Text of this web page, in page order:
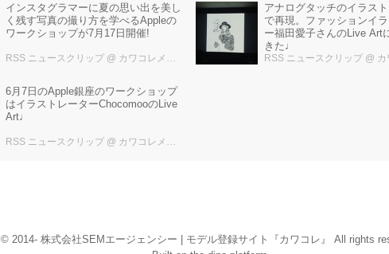
インスタグラマーに夏の思い出を美し
く残す写真の撮り方を学べるAppleの
ワークショップが7月17日開催!
RSS ニュースクリップ @ カワコレメディア編集部
アナログタッチのイラス
で再現。ファッションイ
ー福田愛子さんのLive Art
きた♩
RSS ニュースクリップ @ カワコ
6月7日のApple銀座のワークショップ
はイラストレーターChocomooのLive
Art♩
RSS ニュースクリップ @ カワコレメディア編集部
© 2014- 株式会社SEMエージェンシー | モデル登録サイト『カワコレ』 All rights